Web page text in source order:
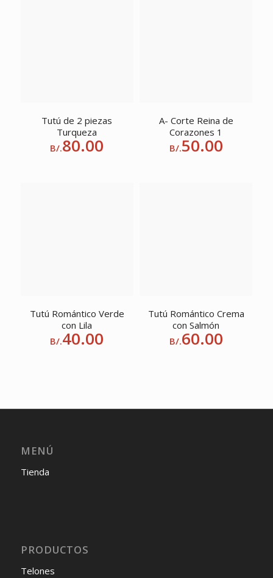
Tutú de 2 piezas
Turqueza
B/.80.00
A- Corte Reina de
Corazones 1
B/.50.00
Tutú Romántico Verde
con Lila
B/.40.00
Tutú Romántico Crema
con Salmón
B/.60.00
MENÚ
Tienda
PRODUCTOS
Telones